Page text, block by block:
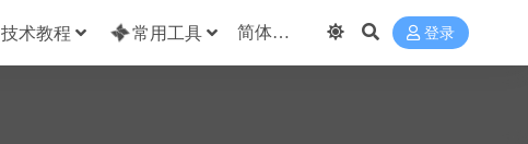
技术教程 常用工具 登录